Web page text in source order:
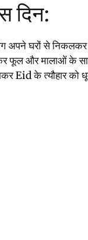
दिन:
घरों से निकलकर
फूल और मालाओं के
Eid के त्यौहार को